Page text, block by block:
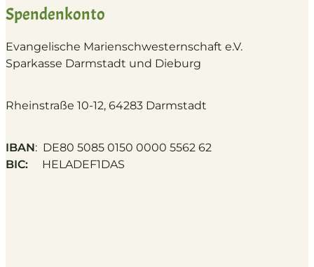
Spendenkonto
Evangelische Marienschwesternschaft e.V.
Sparkasse Darmstadt und Dieburg
Rheinstraße 10-12, 64283 Darmstadt
IBAN: DE80 5085 0150 0000 5562 62
BIC: HELADEF1DAS